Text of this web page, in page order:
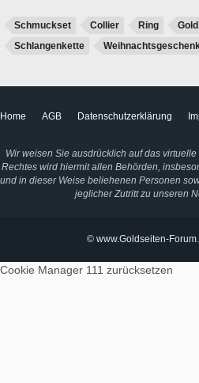
Schmuckset Collier Ring
Schlangenkette
Home AGB Datenschutzerklärung
Wir weisen Sie ausdrücklich auf das
Rechtes wird hiermit allen Behörden,
und in dieser Weise beliehenen Personen
jeglicher Zutritt zu unseren
© www.Goldseiten-
Cookie Manager 111 zurücksetzen